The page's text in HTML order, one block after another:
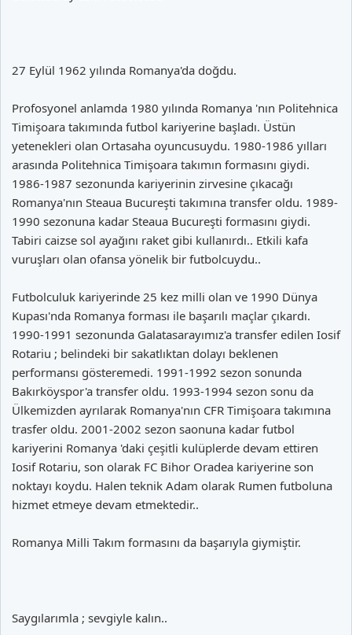
27 Eylül 1962 yılında Romanya'da doğdu.
Profosyonel anlamda 1980 yılında Romanya 'nın Politehnica
Timişoara takımında futbol kariyerine başladı. Üstün
yetenekleri olan Ortasaha oyuncusuydu. 1980-1986 yılları
arasında Politehnica Timişoara takımın formasını giydi.
1986-1987 sezonunda kariyerinin zirvesine çıkacağı
Romanya'nın Steaua Bucureşti takımına transfer oldu. 1989-
1990 sezonuna kadar Steaua Bucureşti formasını giydi.
Tabiri caizse sol ayağını raket gibi kullanırdı.. Etkili kafa
vuruşları olan ofansa yönelik bir futbolcuydu..
Futbolculuk kariyerinde 25 kez milli olan ve 1990 Dünya
Kupası'nda Romanya forması ile başarılı maçlar çıkardı.
1990-1991 sezonunda Galatasarayımız'a transfer edilen Iosif
Rotariu ; belindeki bir sakatlıktan dolayı beklenen
performansı gösteremedi. 1991-1992 sezon sonunda
Bakırköyspor'a transfer oldu. 1993-1994 sezon sonu da
Ülkemizden ayrılarak Romanya'nın CFR Timişoara takımına
trasfer oldu. 2001-2002 sezon saonuna kadar futbol
kariyerini Romanya 'daki çeşitli kulüplerde devam ettiren
Iosif Rotariu, son olarak FC Bihor Oradea kariyerine son
noktayı koydu. Halen teknik Adam olarak Rumen futboluna
hizmet etmeye devam etmektedir..
Romanya Milli Takım formasını da başarıyla giymiştir.
Saygılarımla ; sevgiyle kalın..